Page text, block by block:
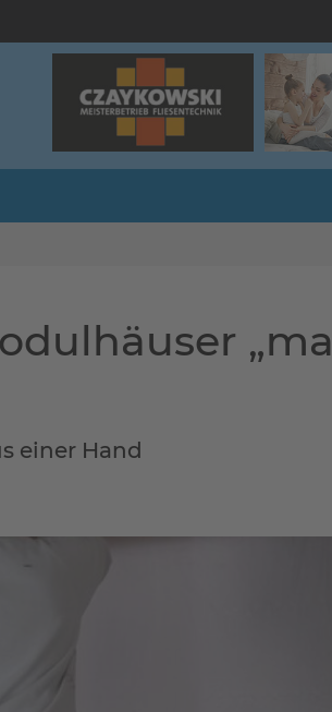
einer Hand